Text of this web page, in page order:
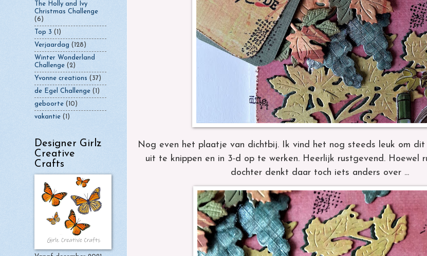
Nog even het plaatje van dichtbij. Ik vind het nog steeds leuk om
uit te knippen en in 3-d op te werken. Heerlijk rustgevend. Hoewel
dochter denkt daar toch iets anders over ...
The Holly and Ivy
Christmas Challenge
(6)
Top 3 (1)
Verjaardag (128)
Winter Wonderland
Challenge (2)
Yvonne creations (37)
de Egel Challenge (1)
geboorte (10)
vakantie (1)
Designer Girlz
Creative
Crafts